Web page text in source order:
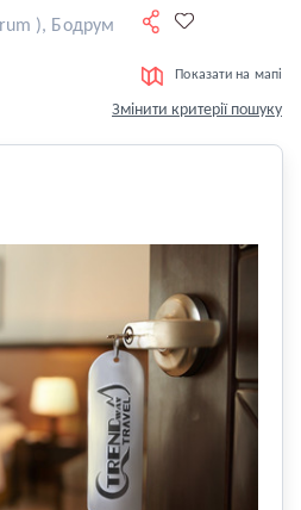
), Бодрум
Показати на мапі
Змінити критерії пошуку